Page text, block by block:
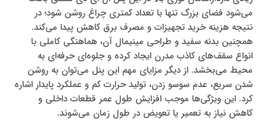
می‌شود فضای بزرگ تنها با تعداد کمتری چراغ روشن شود؛ در
نتیجه هزینه خرید تجهیزات و مصرف برق کاهش پیدا می‌کند.
همچنین بدنه سفید و طراحی مینیمال آن، هماهنگی کاملی با
انواع سقف‌های کاذب مدرن ایجاد کرده و جلوه‌ای حرفه‌ای به
محیط می‌بخشد. از دیگر مزایای مهم این پنل می‌توان به روشن
شدن سریع، عدم سوسو زدن، تولید حرارت کم و عملکرد پایدار اشاره
کرد. این ویژگی‌ها موجب افزایش طول عمر قطعات داخلی و
کاهش نیاز به تعمیر یا تعویض در طول زمان می‌شوند.